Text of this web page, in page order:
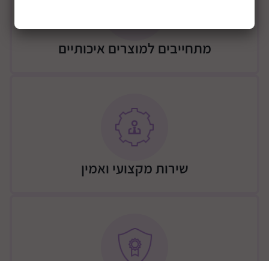
מתחייבים למוצרים איכותיים
שירות מקצועי ואמין